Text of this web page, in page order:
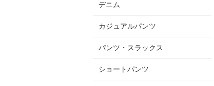
デニム
カジュアルパンツ
パンツ・スラックス
ショートパンツ